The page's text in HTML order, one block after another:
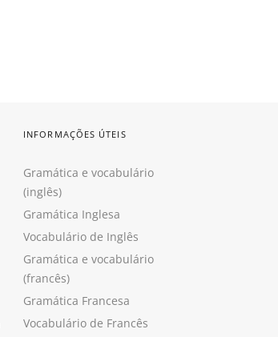
INFORMAÇÕES ÚTEIS
Gramática e vocabulário
(inglês)
Gramática Inglesa
Vocabulário de Inglês
Gramática e vocabulário
(francês)
Gramática Francesa
Vocabulário de Francês